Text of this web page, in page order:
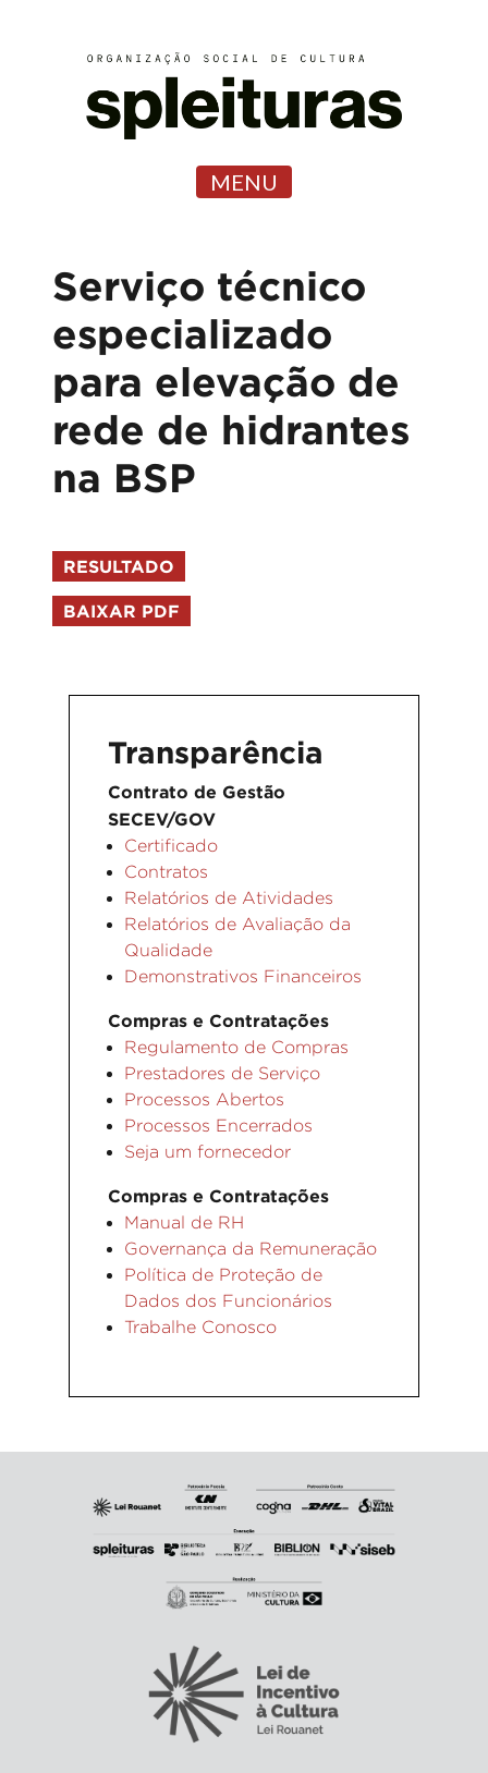
MENU
Serviço técnico
especializado
para elevação de
rede de hidrantes
na BSP
RESULTADO
BAIXAR PDF
Transparência
Contrato de Gestão
SECEV/GOV
Certificado
Contratos
Relatórios de Atividades
Relatórios de Avaliação da
Qualidade
Demonstrativos Financeiros
Compras e Contratações
Regulamento de Compras
Prestadores de Serviço
Processos Abertos
Processos Encerrados
Seja um fornecedor
Compras e Contratações
Manual de RH
Governança da Remuneração
Política de Proteção de
Dados dos Funcionários
Trabalhe Conosco